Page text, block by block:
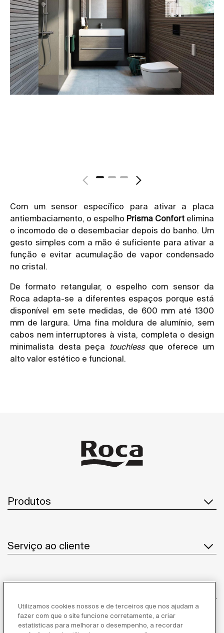
Com um sensor específico para ativar a placa
antiembaciamento, o espelho Prisma Confort elimina
o incomodo de o desembaciar depois do banho. Um
gesto simples com a mão é suficiente para ativar a
função e evitar acumulação de vapor condensado
no cristal.
De formato retangular, o espelho com sensor da
Roca adapta-se a diferentes espaços porque está
disponível em sete medidas, de 600 mm até 1300
mm de largura. Uma fina moldura de alumínio, sem
cabos nem interruptores à vista, completa o design
minimalista desta peça
touchlessque oferece um
alto valor estético e funcional.
Produtos
Serviço ao cliente
Utilizamos cookies nossos e de terceiros que nos ajudam a
fazer com que o site funcione corretamente, a criar
estatísticas para melhorar o desempenho, a recordar